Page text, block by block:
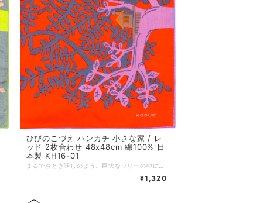
ひびのこづえ ハンカチ 小さな家 / レ
ッド 2枚合わせ 48x48cm 綿100% 日
本製 KH16-01
¥1,320